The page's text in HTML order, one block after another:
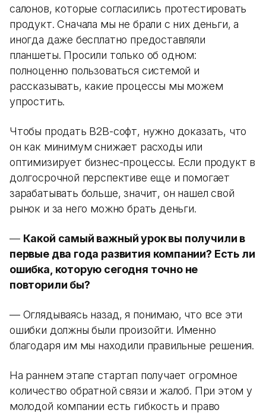
салонов, которые согласились протестировать
продукт. Сначала мы не брали с них деньги, а
иногда даже бесплатно предоставляли
планшеты. Просили только об одном:
полноценно пользоваться системой и
рассказывать, какие процессы мы можем
упростить.
Чтобы продать B2B-софт, нужно доказать, что
он как минимум снижает расходы или
оптимизирует бизнес-процессы. Если продукт в
долгосрочной перспективе еще и помогает
зарабатывать больше, значит, он нашел свой
рынок и за него можно брать деньги.
— Какой самый важный урок вы получили в
первые два года развития компании? Есть ли
ошибка, которую сегодня точно не
повторили бы?
— Оглядываясь назад, я понимаю, что все эти
ошибки должны были произойти. Именно
благодаря им мы находили правильные решения.
На раннем этапе стартап получает огромное
количество обратной связи и жалоб. При этом у
молодой компании есть гибкость и право